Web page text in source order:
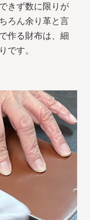
きず数に限りが
ろん余り革と言
作る財布は、細
です。